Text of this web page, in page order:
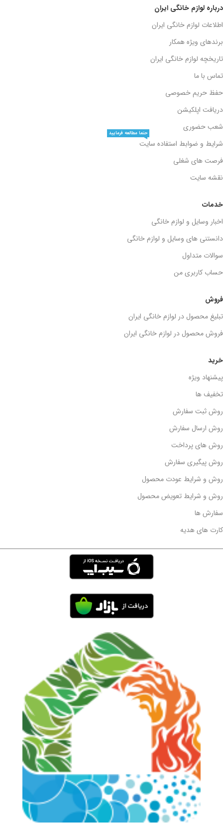
خرید
پیشنهاد ویژه
تخفیف ها
روش ثبت سفارش
روش ارسال سفارش
روش های پرداخت
روش پیگیری سفارش
روش و شرایط عودت محصول
روش و شرایط تعویض محصول
سفارش ها
کارت های هدیه
فروش
تبلیغ محصول در لوازم خانگی ایران
فروش محصول در لوازم خانگی ایران
خدمات
اخبار وسایل و لوازم خانگی
دانستنی های وسایل و لوازم خانگی
سوالات متداول
حساب کاربری من
درباره لوازم خانگی ایران
اطلاعات لوازم خانگی ایران
برندهای ویژه همکار
تاریخچه لوازم خانگی ایران
تماس با ما
حفظ حریم خصوصی
دریافت اپلکیشن
شعب حضوری
شرایط و ضوابط استفاده سایت
حتما مطالعه فرمایید
فرصت های شغلی
نقشه سایت